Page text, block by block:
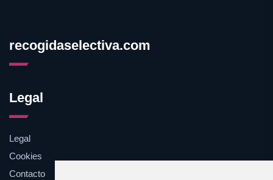
recogidaselectiva.com
Legal
Legal
Cookies
Contacto